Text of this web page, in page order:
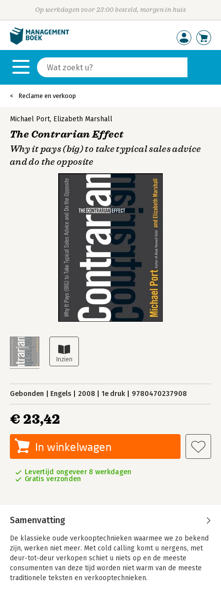
Op werkdagen voor 23:00 besteld, morgen in huis
Reclame en verkoop
Michael Port, Elizabeth Marshall
The Contrarian Effect
Why it pays (big) to take typical sales advice
and do the opposite
Gebonden Engels 2008 1e druk 9780470237908
€ 23,42
In winkelwagen
Levertijd ongeveer 8 werkdagen
Gratis verzonden
Samenvatting
De klassieke oude verkooptechnieken waarmee we zo bekend
zijn, werken niet meer. Met cold calling komt u nergens, met
deur-tot-deur verkopen schiet u niets op en de meeste
consumenten van deze tijd worden niet warm van de meeste
traditionele teksten en verkooptechnieken.